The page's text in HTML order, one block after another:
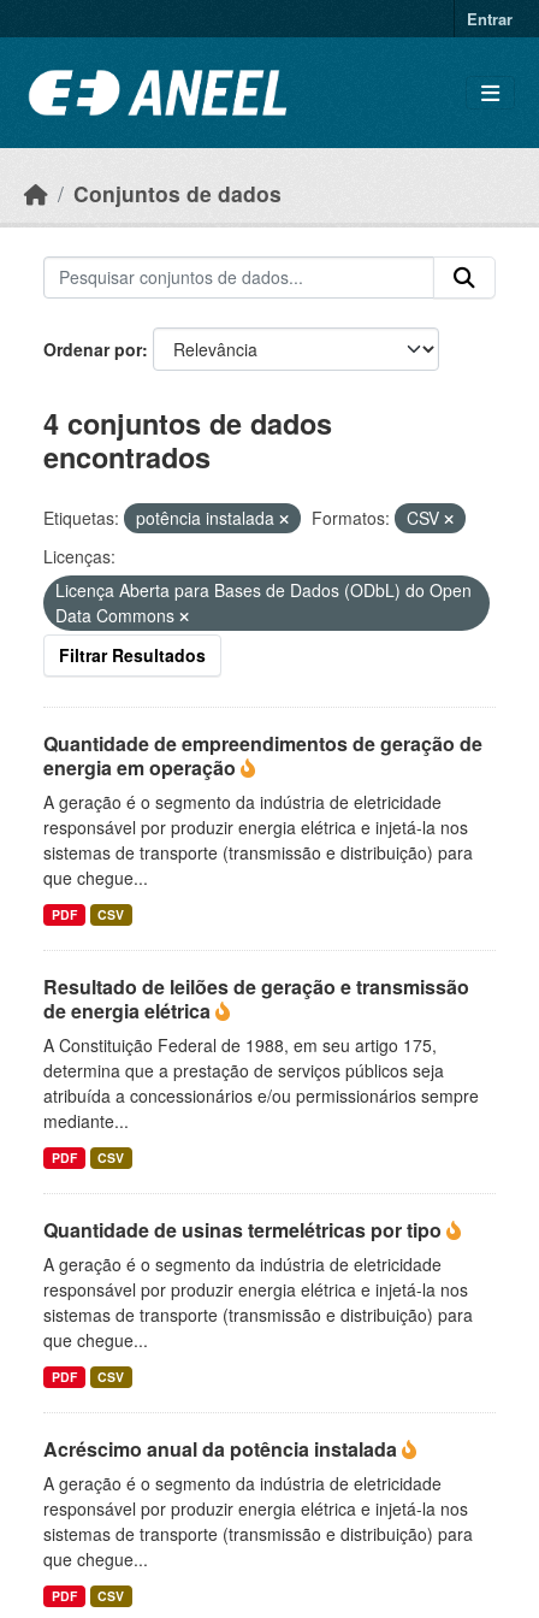
Entrar
Conjuntos de dados
Ordenar por
4 conjuntos de dados
encontrados
Etiquetas: potência instalada Formatos:
CSV
Licenças:
Licença Aberta para Bases de Dados (ODbL) do Open
Data Commons
Filtrar Resultados
Quantidade de empreendimentos de geração de
energia em operação
A geração é o segmento da indústria de eletricidade
responsável por produzir energia elétrica e injetá-la nos
sistemas de transporte (transmissão e distribuição) para
que chegue...
PDF CSV
Resultado de leilões de geração e transmissão
de energia elétrica
A Constituição Federal de 1988, em seu artigo 175,
determina que a prestação de serviços públicos seja
atribuída a concessionários e/ou permissionários sempre
mediante...
PDF CSV
Quantidade de usinas termelétricas por tipo
A geração é o segmento da indústria de eletricidade
responsável por produzir energia elétrica e injetá-la nos
sistemas de transporte (transmissão e distribuição) para
que chegue...
PDF CSV
Acréscimo anual da potência instalada
A geração é o segmento da indústria de eletricidade
responsável por produzir energia elétrica e injetá-la nos
sistemas de transporte (transmissão e distribuição) para
que chegue...
PDF CSV